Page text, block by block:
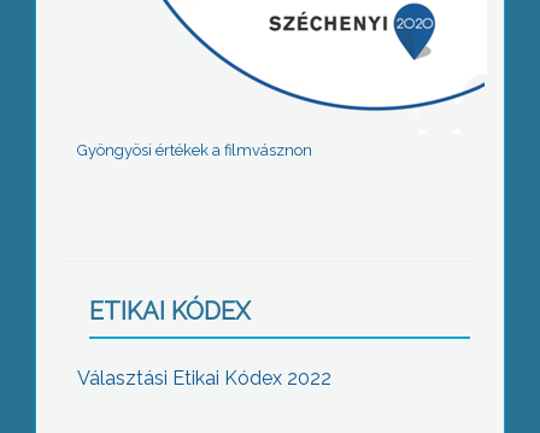
Gyöngyösi értékek a filmvásznon
ETIKAI KÓDEX
Választási Etikai Kódex 2022